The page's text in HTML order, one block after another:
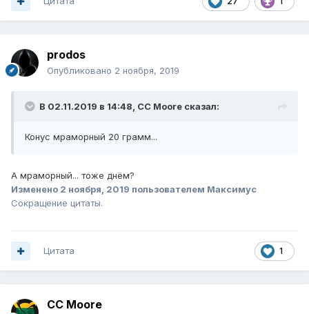
prodos
Опубликовано 2 ноября, 2019
В 02.11.2019 в 14:48, CC Moore сказал:
Конус мраморный 20 грамм...
А мраморный... тоже днём?
Изменено 2 ноября, 2019 пользователем Максимус
Сокращение цитаты.
1
Цитата
CC Moore